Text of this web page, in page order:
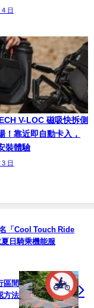
日
V-LOC 磁吸快拆側
！靠近即自動卡入，
裝體驗
日
「Cool Touch Ride
日騎乘機能服
區間
方法